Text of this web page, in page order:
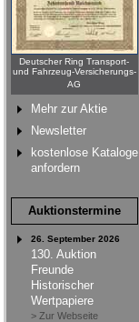
Deutscher Ring Transport-
und Fahrzeug-Versicherungs-
AG
Mehr zur Aktie
Newsletter
kostenlose Kataloge
anfordern
Auktionstermine
26. September 2026
130. Auktion
Freunde
Historischer
Wertpapiere
> Zur Webseite